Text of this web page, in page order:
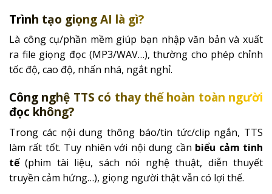
Trình tạo giọng AI là gì?
Là công cụ/phần mềm giúp bạn nhập văn bản và xuất
ra file giọng đọc (MP3/WAV…), thường cho phép chỉnh
tốc độ, cao độ, nhấn nhá, ngắt nghỉ.
Công nghệ TTS có thay thế hoàn toàn người
đọc không?
Trong các nội dung thông báo/tin tức/clip ngắn, TTS
làm rất tốt. Tuy nhiên với nội dung cần biểu cảm tinh
tế(phim tài liệu, sách nói nghệ thuật, diễn thuyết
truyền cảm hứng…), giọng người thật vẫn có lợi thế.